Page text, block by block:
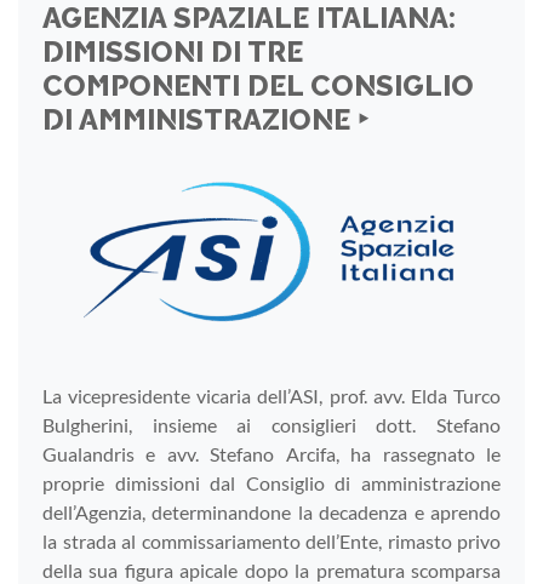
AGENZIA SPAZIALE ITALIANA:
DIMISSIONI DI TRE
COMPONENTI DEL CONSIGLIO
DI AMMINISTRAZIONE ‣
La vicepresidente vicaria dell’ASI, prof. avv. Elda Turco
Bulgherini, insieme ai consiglieri dott. Stefano
Gualandris e avv. Stefano Arcifa, ha rassegnato le
proprie dimissioni dal Consiglio di amministrazione
dell’Agenzia, determinandone la decadenza e aprendo
la strada al commissariamento dell’Ente, rimasto privo
della sua figura apicale dopo la prematura scomparsa